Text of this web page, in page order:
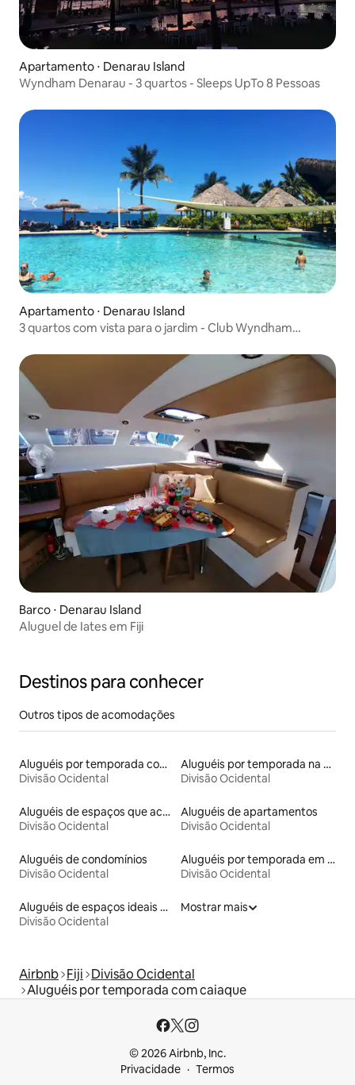
Apartamento ⋅ Denarau Island
Wyndham Denarau - 3 quartos - Sleeps UpTo 8 Pessoas
Apartamento ⋅ Denarau Island
3 quartos com vista para o jardim - Club Wyndham
Barco ⋅ Denarau Island
Aluguel de Iates em Fiji
Destinos para conhecer
Outros tipos de acomodações
Aluguéis por temporada com acesso ao lago
Divisão Ocidental
Aluguéis por temporada na orla
Divisão Ocidental
Aluguéis de espaços que aceitam animais de estimação
Divisão Ocidental
Aluguéis de apartamentos
Divisão Ocidental
Aluguéis de condomínios
Divisão Ocidental
Aluguéis por temporada em hotéis-fazenda
Divisão Ocidental
Aluguéis de espaços ideais para famílias
Divisão Ocidental
Mostrar mais
Airbnb Fiji Divisão Ocidental
Aluguéis por temporada com caiaque
© 2026 Airbnb, Inc.
Privacidade
Termos